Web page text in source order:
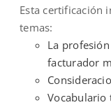
Esta certificación
temas:
La
facturador
Vocabulario